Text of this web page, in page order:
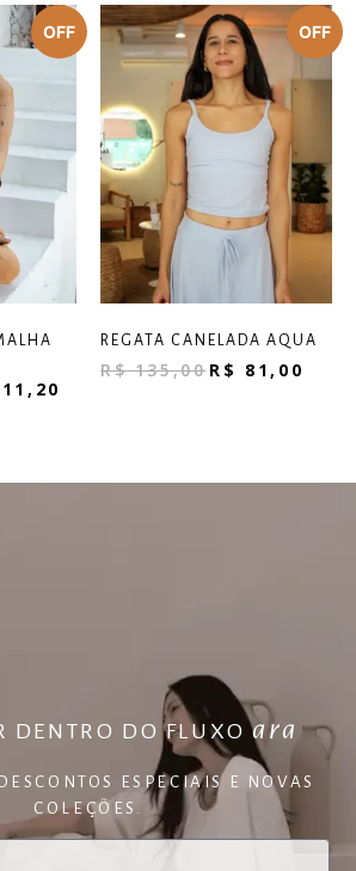
REGATA CANELADA AQUA
R$135,00R$ 81,00
DENTRO DO FLUXOara
ESPECIAIS E NOVAS
COLEÇÕES.